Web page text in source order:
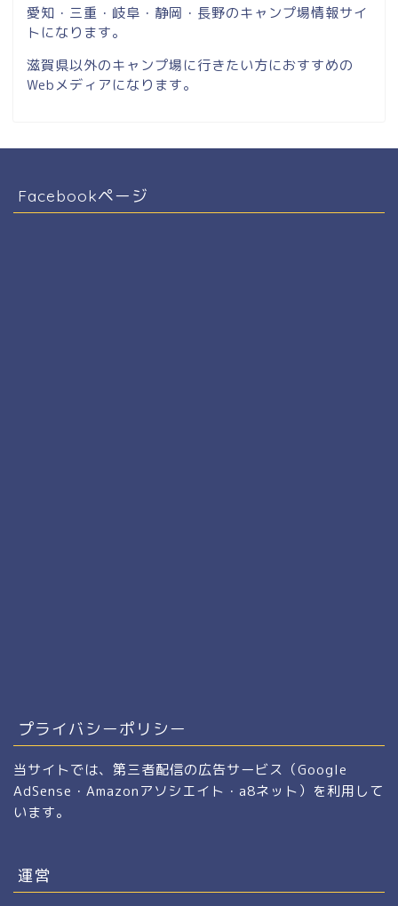
愛知・三重・岐阜・静岡・長野のキャンプ場情報サイ
トになります。
滋賀県以外のキャンプ場に行きたい方におすすめの
Webメディアになります。
Facebookページ
プライバシーポリシー
当サイトでは、第三者配信の広告サービス（Google
AdSense・Amazonアソシエイト・a8ネット）を利用して
います。
運営